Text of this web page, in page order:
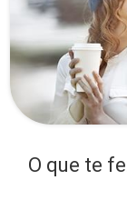
O que te